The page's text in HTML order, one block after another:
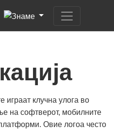
играат клучна улога во
на софтверот, мобилните
Овие логоа често